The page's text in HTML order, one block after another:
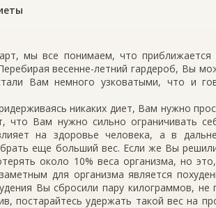
мы все понимаем, что приближается
весенне-летний гардероб, Вы
Вам немного узковатыми, что и
никаких диет, Вам нужно
что Вам нужно сильно ограничивать
на здоровье человека, а в
еще больший вес. Если же Вы
около 10% веса организма, но
для организма является
Вы сбросили пару килограммов, не
постарайтесь удержать такой вес на